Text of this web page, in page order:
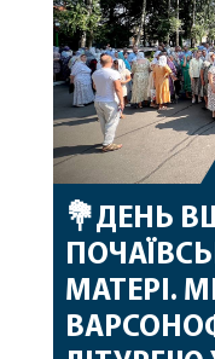
💐ДЕНЬ
МАТЕРІ.